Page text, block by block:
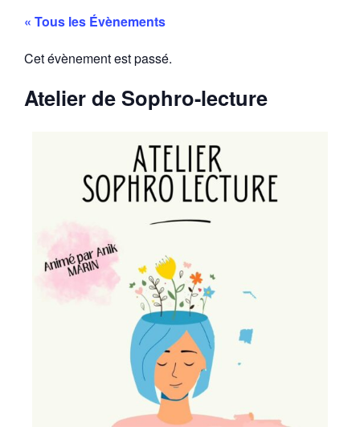
« Tous les Évènements
Cet évènement est passé.
Atelier de Sophro-lecture